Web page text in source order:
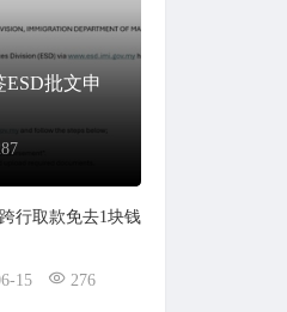
批文申
行取款免去1块钱
15 276